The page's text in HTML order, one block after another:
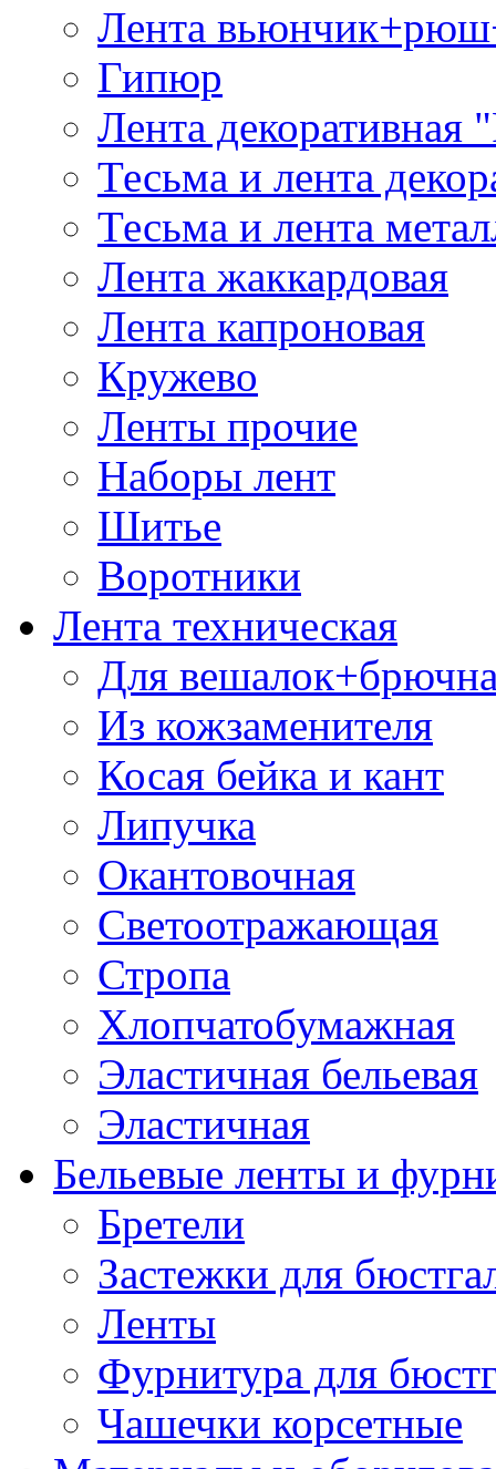
Лента
Гипюр
Лента декоративная
Тесьма и лента
Тесьма и лента
Лента жаккардовая
Лента капроновая
Кружево
Ленты прочие
Наборы лент
Шитье
Воротники
Лента техническая
Для
Из кожзаменителя
Косая бейка и кант
Липучка
Окантовочная
Светоотражающая
Стропа
Хлопчатобумажная
Эластичная бельевая
Эластичная
Бельевые ленты и
Бретели
Застежки для
Ленты
Фурнитура для
Чашечки корсетные